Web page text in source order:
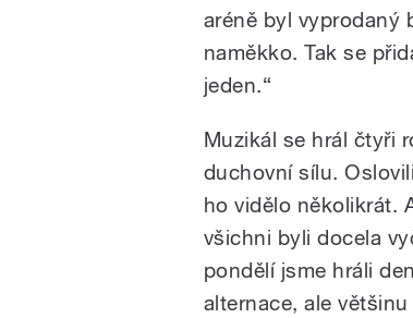
aréně byl vyprodaný
naměkko. Tak se
jeden.“
Muzikál se hrál čtyři
duchovní sílu.
ho vidělo několikrát.
všichni byli docela
pondělí jsme hráli
alternace, ale